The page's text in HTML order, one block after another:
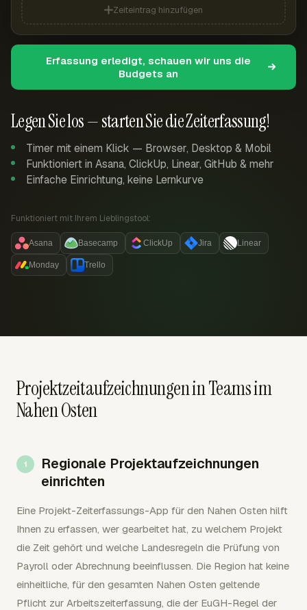
Legen Sie los — starten Sie die Zeiterfassung!
Timer mit einem Klick — Browser, Desktop & Mobil
Funktioniert in Asana, ClickUp, Linear, GitHub & mehr
Einfache Einrichtung, keine Lernkurve
Funktioniert mit Ihrem Lieblingstool:
Asana Basecamp ClickUp Jira Linear
Monday Trello
Zeiteintrag hinzufügen
Erfassung erledigt, schauen wir uns die
Budgets an
Projektzeitaufzeichnungen in Teams im
Nahen Osten
Regionale Projektaufzeichnungen
einrichten
Eine Projekt-Zeiterfassungs-App für den Nahen Osten hilft
Ihnen zu erfassen, wer gearbeitet hat, zu welchem Projekt
die Zeit gehört und welche Landesregeln die Prüfung von
Payroll oder Abrechnung beeinflussen. Die Region hat keine
einheitliche, für den gesamten Nahen Osten geltende
Pflicht zur Arbeitszeiterfassung, die der EuGH-Regel der